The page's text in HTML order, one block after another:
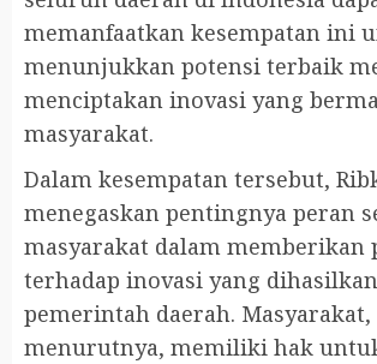
memanfaatkan kesempatan ini
menunjukkan potensi terbaik
menciptakan inovasi yang
masyarakat.
Dalam kesempatan tersebut,
menegaskan pentingnya peran
masyarakat dalam memberikan
terhadap inovasi yang
pemerintah daerah. Masyarakat,
menurutnya, memiliki hak